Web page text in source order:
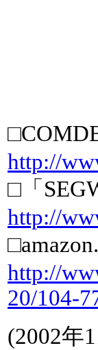
http://
□「
http://
http://
20/104-
(2002年